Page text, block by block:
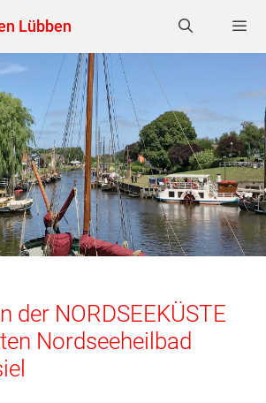
Lübben
der NORDSEEKÜSTE
Nordseeheilbad